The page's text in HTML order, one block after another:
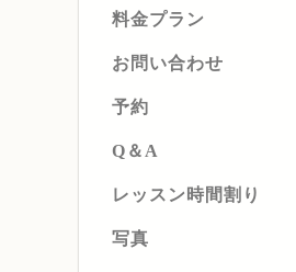
料金プラン
お問い合わせ
予約
Q＆A
レッスン時間割り
写真